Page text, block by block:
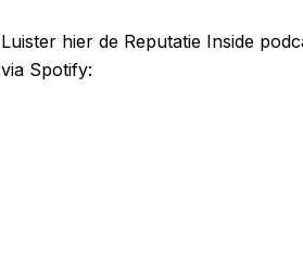
Luister hier de Reputatie Inside
via Spotify: